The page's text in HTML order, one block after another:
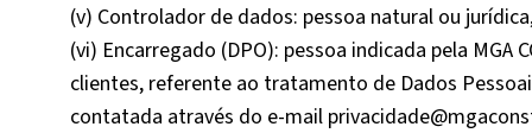
(v) Controlador de dados: pessoa natural ou
(vi) Encarregado (DPO): pessoa indicada pela MGA
clientes, referente ao tratamento de Dados
contatada através do e-mail